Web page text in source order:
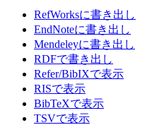
RefWorksに書き出し
EndNoteに書き出し
Mendeleyに書き出し
RDFで書き出し
Refer/BibIXで表示
RISで表示
BibTeXで表示
TSVで表示